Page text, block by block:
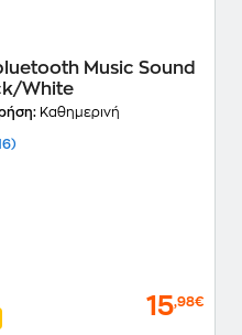
Music Sound
White
Καθημερινή
15,98€